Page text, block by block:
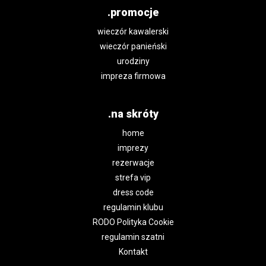
.promocje
wieczór kawalerski
wieczór panieński
urodziny
impreza firmowa
.na skróty
home
imprezy
rezerwacje
strefa vip
dress code
regulamin klubu
RODO Polityka Cookie
regulamin szatni
Kontakt